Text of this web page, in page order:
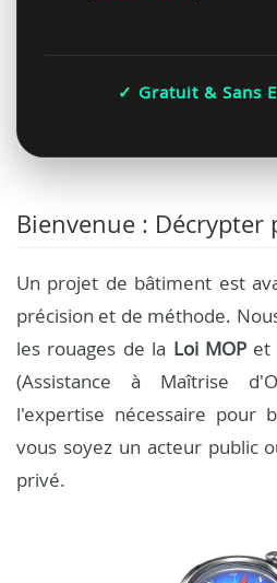
✓ Gratuit & Sans
Bienvenue :
Un projet de bâtiment est
précision et de méthode.
les rouages de la Loi MOP et
(Assistance à Maîtrise
l'expertise nécessaire pour
vous soyez un acteur public
privé.